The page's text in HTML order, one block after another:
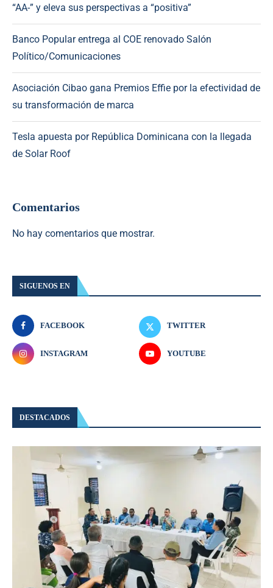
“AA-” y eleva sus perspectivas a “positiva”
Banco Popular entrega al COE renovado Salón
Político/Comunicaciones
Asociación Cibao gana Premios Effie por la efectividad de
su transformación de marca
Tesla apuesta por República Dominicana con la llegada
de Solar Roof
Comentarios
No hay comentarios que mostrar.
SIGUENOS EN
FACEBOOK TWITTER
INSTAGRAM YOUTUBE
DESTACADOS